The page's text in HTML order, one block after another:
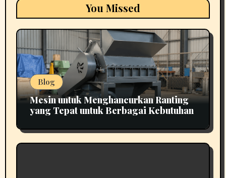
You Missed
Blog
Mesin untuk Menghancurkan Ranting
yang Tepat untuk Berbagai Kebutuhan